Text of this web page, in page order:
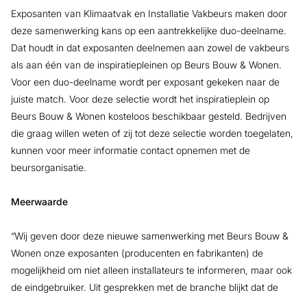
Exposanten van Klimaatvak en Installatie Vakbeurs maken door
deze samenwerking kans op een aantrekkelijke duo-deelname.
Dat houdt in dat exposanten deelnemen aan zowel de vakbeurs
als aan één van de inspiratiepleinen op Beurs Bouw & Wonen.
Voor een duo-deelname wordt per exposant gekeken naar de
juiste match. Voor deze selectie wordt het inspiratieplein op
Beurs Bouw & Wonen kosteloos beschikbaar gesteld. Bedrijven
die graag willen weten of zij tot deze selectie worden toegelaten,
kunnen voor meer informatie contact opnemen met de
beursorganisatie.
Meerwaarde
“Wij geven door deze nieuwe samenwerking met Beurs Bouw &
Wonen onze exposanten (producenten en fabrikanten) de
mogelijkheid om niet alleen installateurs te informeren, maar ook
de eindgebruiker. Uit gesprekken met de branche blijkt dat de